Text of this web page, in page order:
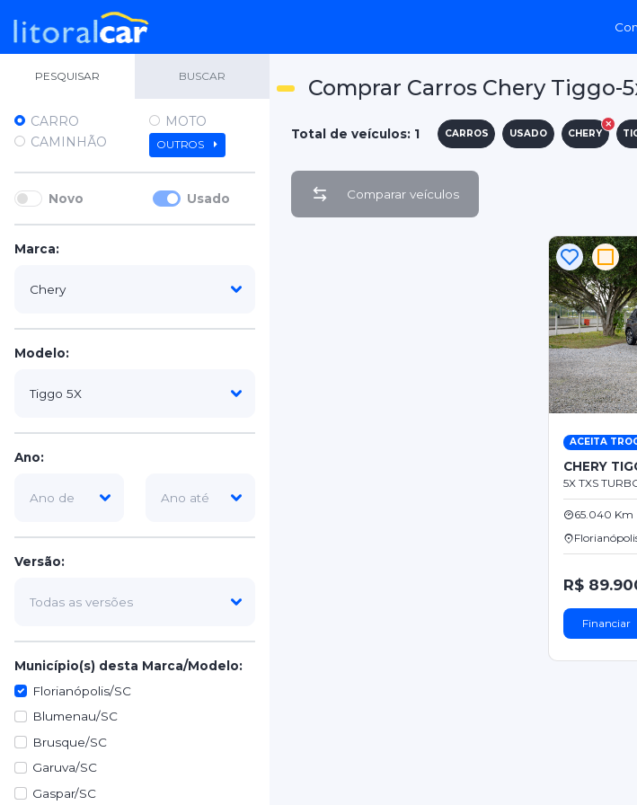
PESQUISAR BUSCAR
CARRO
MOTO
CAMINHÃO
OUTROS
Novo Usado
Marca:
Modelo:
Ano:
Versão:
Município(s) desta Marca/Modelo:
Florianópolis/SC
Blumenau/SC
Brusque/SC
Garuva/SC
Gaspar/SC
Comprar Carros Chery Tiggo-
Total de veículos: 1 CARROS USADO CHERY
Comparar veículos
ACEITA
CHERY
5X TXS
65.040 Km
R$
Financiar